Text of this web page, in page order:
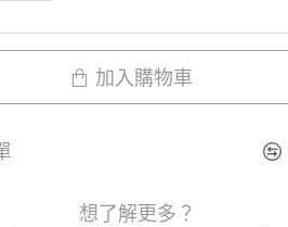
加入購物車
想了解更多？